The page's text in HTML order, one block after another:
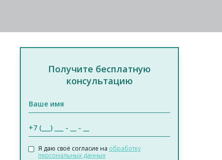
Получите бесплатную
консультацию
Я даю своё согласие на обработку
персональных данных